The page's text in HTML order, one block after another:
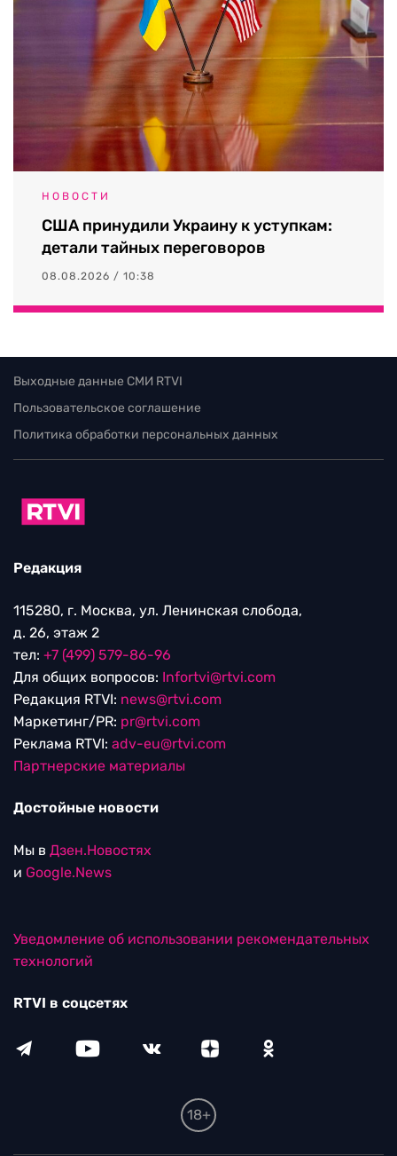
НОВОСТИ
США принудили Украину к уступкам:
детали тайных переговоров
08.08.2026 / 10:38
Выходные данные СМИ RTVI
Пользовательское соглашение
Политика обработки персональных данных
Редакция
115280, г. Москва, ул. Ленинская слобода,
д. 26, этаж 2
тел: +7 (499) 579-86-96
Для общих вопросов: Infortvi@rtvi.com
Редакция RTVI: news@rtvi.com
Маркетинг/PR: pr@rtvi.com
Реклама RTVI: adv-eu@rtvi.com
Партнерские материалы
Достойные новости
Мы в Дзен.Новостях
и Google.News
Уведомление об использовании рекомендательных
технологий
RTVI в соцсетях
18+